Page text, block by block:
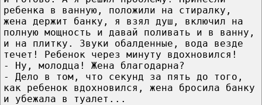
ребенка в ванную, положили на стиралку,
жена держит банку, я взял душ, включил на
полную мощность и давай поливать и в ванну,
и на плитку. Звуки обалденные, вода везде
течет! Ребенок через минуту вдохновился!
- Ну, молодца! Жена благодарна?
- Дело в том, что секунд за пять до того,
как ребенок вдохновился, жена бросила банку
и убежала в туалет...